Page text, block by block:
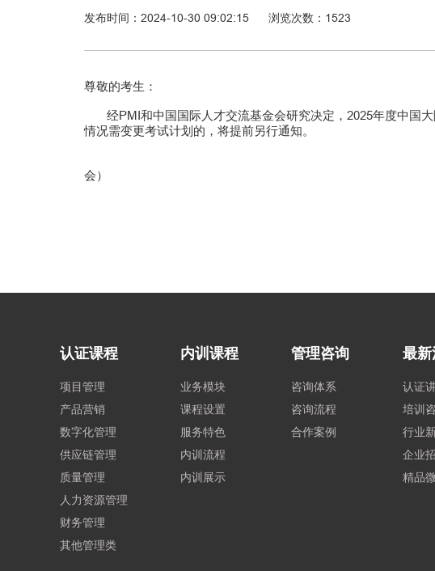
发布时间：2024-10-30 09:02:15 浏览次数： 1523
尊敬的考生：
经PMI和中国国际人才交流基金会研究决定，2025年度中国大
情况需变更考试计划的，将提前另行通知。
PMI（
会）
2024
认证课程
项目管理
产品营销
数字化管理
供应链管理
质量管理
人力资源管理
财务管理
其他管理类
内训课程
业务模块
课程设置
服务特色
内训流程
内训展示
管理咨询
咨询体系
咨询流程
合作案例
最新
认证
培训
行业
企业
精品